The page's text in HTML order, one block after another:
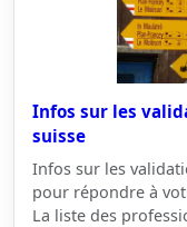
Infos sur les
suisse
Infos sur les
pour répondre à
La liste des